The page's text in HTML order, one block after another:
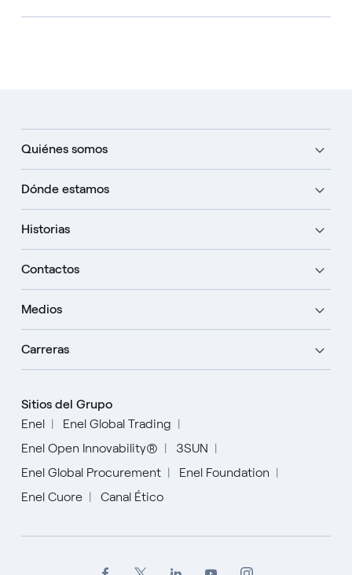
Quiénes somos
Dónde estamos
Historias
Contactos
Medios
Carreras
Sitios del Grupo
Enel
Enel Global Trading
Enel Open Innovability®
3SUN
Enel Global Procurement
Enel Foundation
Enel Cuore
Canal Ético